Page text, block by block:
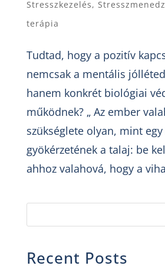
Stresszkezelés,
terápia
Tudtad, hogy a pozitív
nemcsak a mentális
hanem konkrét biológiai
működnek? „ Az ember
szükséglete olyan, mint egy
gyökérzetének a talaj: be
ahhoz valahová, hogy a
Recent Posts